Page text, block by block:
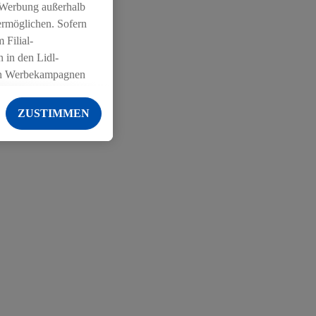
außerhalb
Sofern
Filial-
in den Lidl-
Diensten
der Lidl-Dienste,
Geschlecht -
in Ihr
Adresse von uns
erkennen und
ZUSTIMMEN